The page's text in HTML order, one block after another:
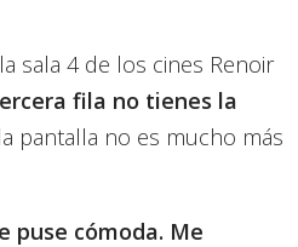
sala 4 de los cines Renoir
fila no tienes la
pantalla no es mucho más
puse cómoda. Me